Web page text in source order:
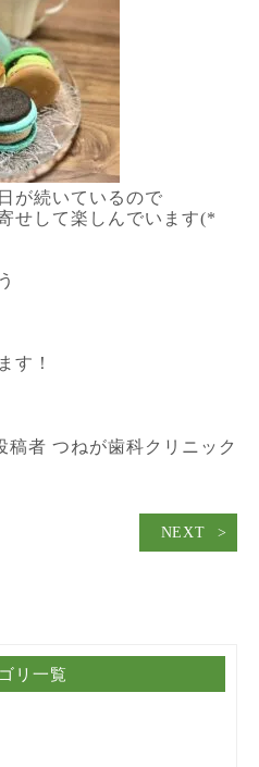
が続いているので
せして楽しんでいます(*
す！
稿者 つねが歯科クリニック
NEXT
リ一覧